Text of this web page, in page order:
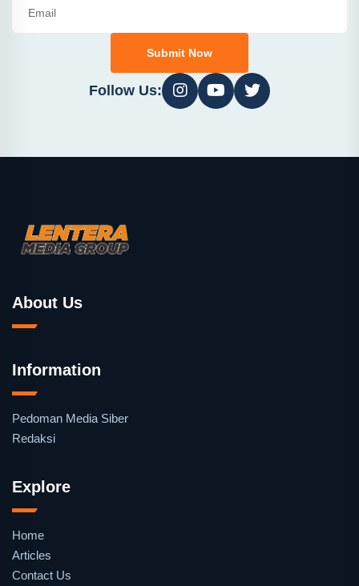
Submit Now
Follow Us:
About Us
Information
Pedoman Media Siber
Redaksi
Explore
Home
Articles
Contact Us